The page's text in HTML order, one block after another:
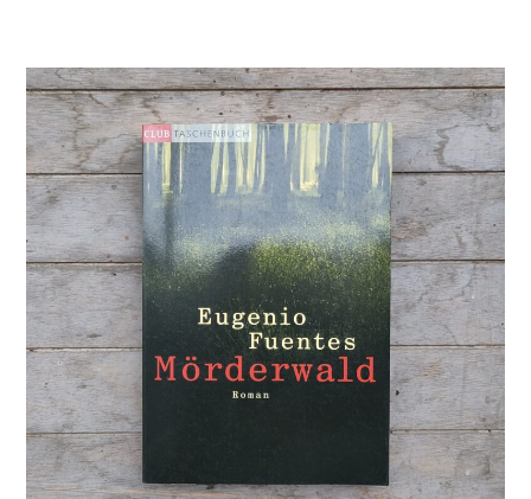
Tod
den
alten
Göttern